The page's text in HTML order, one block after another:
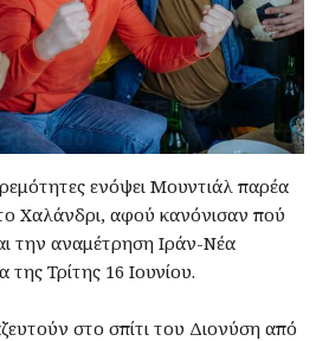
ενόψει Μουντιάλ παρέα
Χαλάνδρι, αφού κανόνισαν πού
την αναμέτρηση Ιράν-Νέα
Τρίτης 16 Ιουνίου.
στο σπίτι του Διονύση από